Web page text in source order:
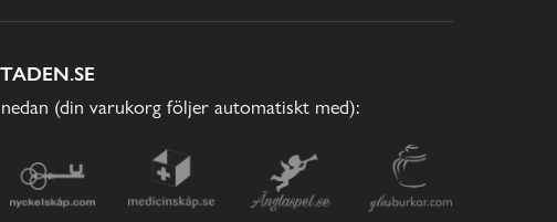
(din varukorg följer automatiskt med):